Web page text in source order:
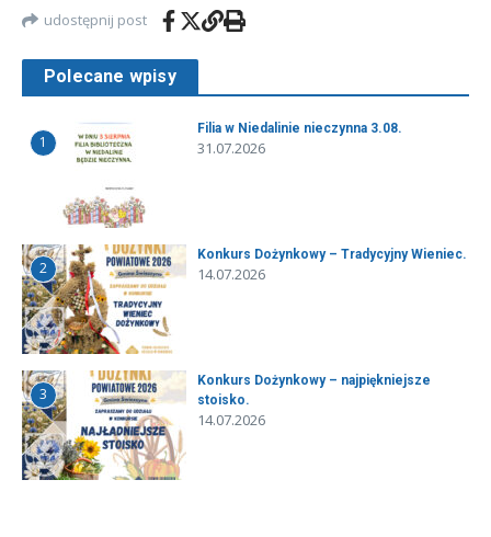
udostępnij post
Polecane wpisy
1
Filia w Niedalinie nieczynna 3.08.
31.07.2026
2
Konkurs Dożynkowy – Tradycyjny Wieniec.
14.07.2026
3
Konkurs Dożynkowy – najpiękniejsze
stoisko.
14.07.2026